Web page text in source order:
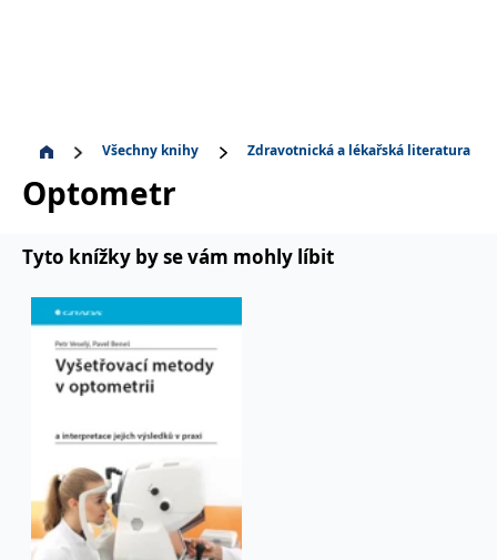
Všechny knihy Zdravotnická a lékařská literatura
Optometr
Tyto knížky by se vám mohly líbit